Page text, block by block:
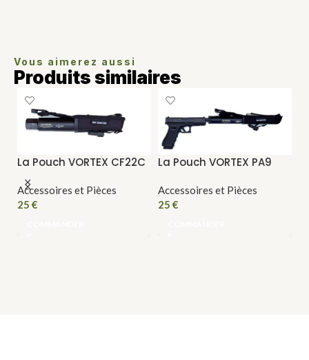
Vous aimerez aussi
Produits similaires
La Pouch VORTEX CF22C
Accessoires et Pièces
25 €
La Pouch VORTEX PA9
Accessoires et Pièces
25 €